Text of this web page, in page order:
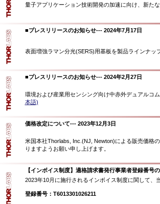
量子アプリケーション技術開発の加速に向け、新た
■プレスリリースのお知らせ--- 2024年7月17日
表面増強ラマン分光(SERS)用基板を製品ラインナッ
■プレスリリースのお知らせ--- 2024年2月27日
環境および産業用センシング向け中赤外デュアルコ
本語)
価格改定について--- 2023年12月3日
米国本社Thorlabs, Inc.(NJ, Newton)による販売価格
りますようお願い申し上げます。
【インボイス制度】適格請求書発行事業者登録番号
2023年10月に施行されるインボイス制度に関して、
登録番号：T6013301026211